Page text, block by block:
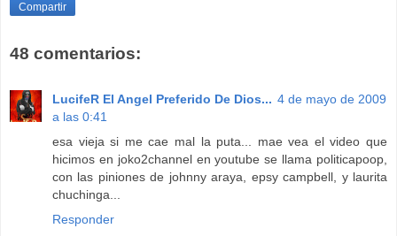
Compartir
48 comentarios:
LucifeR El Angel Preferido De Dios... 4 de mayo de 2009
a las 0:41
esa vieja si me cae mal la puta... mae vea el video que
hicimos en joko2channel en youtube se llama politicapoop,
con las piniones de johnny araya, epsy campbell, y laurita
chuchinga...
Responder